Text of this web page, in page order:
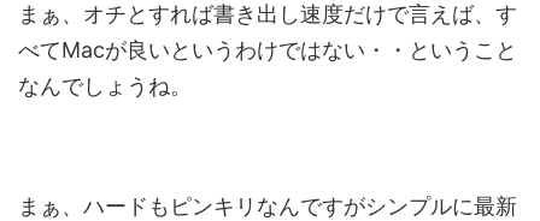
まぁ、オチとすれば書き出し速度だけで言えば、す
べてMacが良いというわけではない・・ということ
なんでしょうね。
まぁ、ハードもピンキリなんですがシンプルに最新